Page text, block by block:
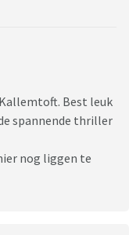
Best leuk
spannende thriller
nog liggen te